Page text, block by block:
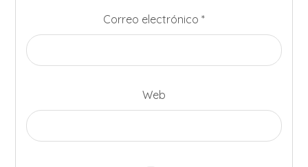
Correo electrónico *
Web